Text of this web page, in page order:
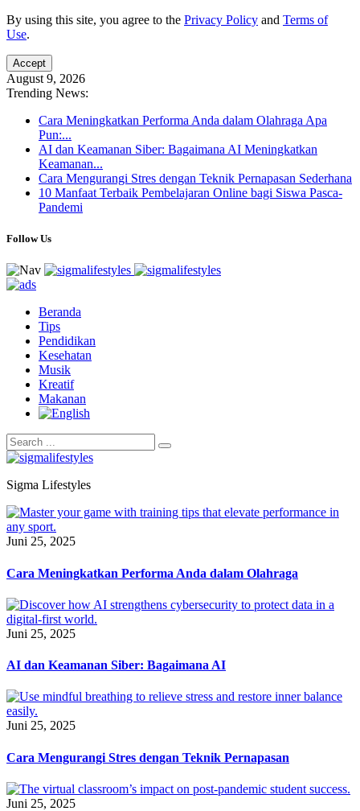
By using this site, you agree to the Privacy Policy and Terms of
Use.
Accept
August 9, 2026
Trending News:
Cara Meningkatkan Performa Anda dalam Olahraga Apa
Pun:...
AI dan Keamanan Siber: Bagaimana AI Meningkatkan
Keamanan...
Cara Mengurangi Stres dengan Teknik Pernapasan Sederhana
10 Manfaat Terbaik Pembelajaran Online bagi Siswa Pasca-
Pandemi
Follow Us
Beranda
Tips
Pendidikan
Kesehatan
Musik
Kreatif
Makanan
Sigma Lifestyles
Juni 25, 2025
Cara Meningkatkan Performa Anda dalam Olahraga
Juni 25, 2025
AI dan Keamanan Siber: Bagaimana AI
Juni 25, 2025
Cara Mengurangi Stres dengan Teknik Pernapasan
Juni 25, 2025